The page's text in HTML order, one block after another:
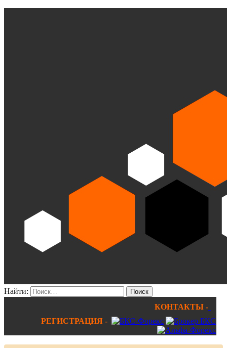
Найти:
КОНТАКТЫ -
РЕГИСТРАЦИЯ -